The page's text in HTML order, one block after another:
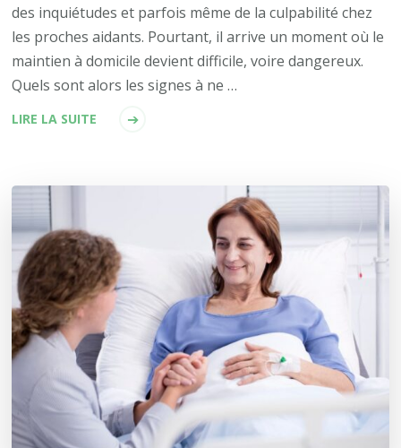
des inquiétudes et parfois même de la culpabilité chez
les proches aidants. Pourtant, il arrive un moment où le
maintien à domicile devient difficile, voire dangereux.
Quels sont alors les signes à ne …
LIRE LA SUITE